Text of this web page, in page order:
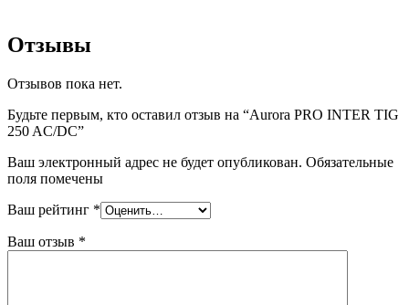
Отзывы
Отзывов пока нет.
Будьте первым, кто оставил отзыв на “Aurora PRO INTER TIG
250 AC/DC”
Ваш электронный адрес не будет опубликован. Обязательные
поля помечены
Ваш рейтинг *
Ваш отзыв *